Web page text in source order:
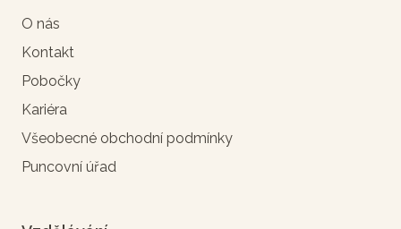
O nás
Kontakt
Pobočky
Kariéra
Všeobecné obchodní podmínky
Puncovní úřad